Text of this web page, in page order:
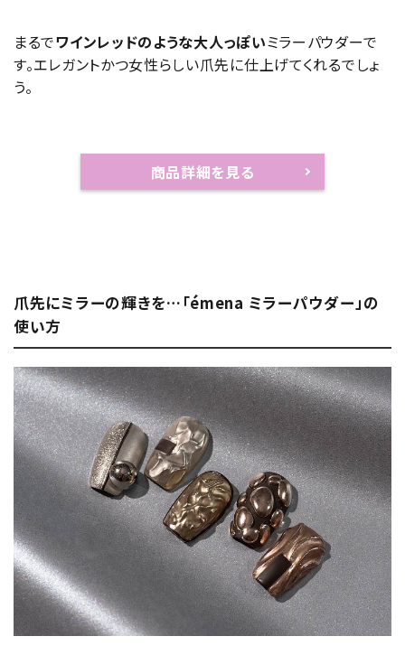
まるでワインレッドのような大人っぽいミラーパウダーで
す。エレガントかつ女性らしい爪先に仕上げてくれるでしょ
う。
商品詳細を見る
爪先にミラーの輝きを…「émena ミラーパウダー」の
使い方